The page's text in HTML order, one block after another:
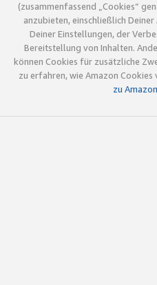
(zusammenfassend „Cookies“
anzubieten, einschließlich
Deiner Einstellungen, der
Bereitstellung von Inhalten.
können Cookies für zusätzliche
zu erfahren, wie Amazon
zu